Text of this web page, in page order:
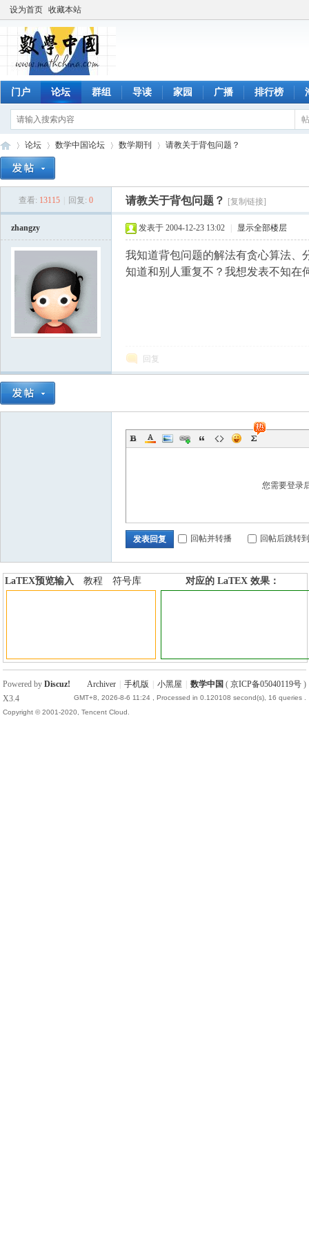
设为首页 收藏本站
门户 论坛 群组 导读 家园 广播 排行榜
论坛
›
数学中国论坛 数学期刊
›
请教关于背包问题？
查看: 13115 回复: 0 请教关于背包问题？ [复制链接]
zhangzy 发表于 2004-12-23 13:02 显示全部楼层
我知道背包问题的解法有贪心算法、
知道和别人重复不？我想发表不知在
回复
您需要登录
发表回复 回帖并转播 回帖后跳转
LaTEX预览输入 教程
符号库
对应的 LaTEX 效果：
Archiver 手机版 小黑屋 数学中国 ( 京ICP备05040119号)
GMT+8, 2026-8-6 11:24, Processed in 0.120108 second(s), 16 queries .
Powered byDiscuz!
X3.4
Copyright © 2001-2020, Tencent Cloud.